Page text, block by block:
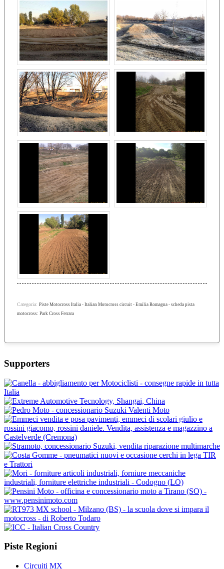
Categoria: Piste Motocross Italia - Italian Motocross circuit - Emilia Romagna - scheda pista
motocross: Park Cross Ferrara
Supporters
Piste Regioni
Circuiti MX